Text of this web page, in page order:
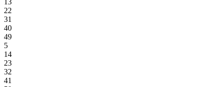
22
31
40
49
5
14
23
32
41